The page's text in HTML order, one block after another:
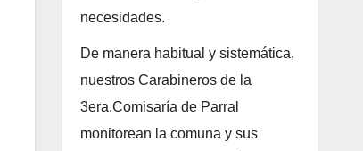
necesidades.
De manera habitual y sistemática,
nuestros Carabineros de la
3era.Comisaría de Parral
monitorean la comuna y sus